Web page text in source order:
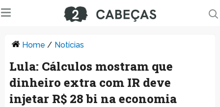
Home / Notícias
Lula: Cálculos mostram que
dinheiro extra com IR deve
injetar R$ 28 bi na economia